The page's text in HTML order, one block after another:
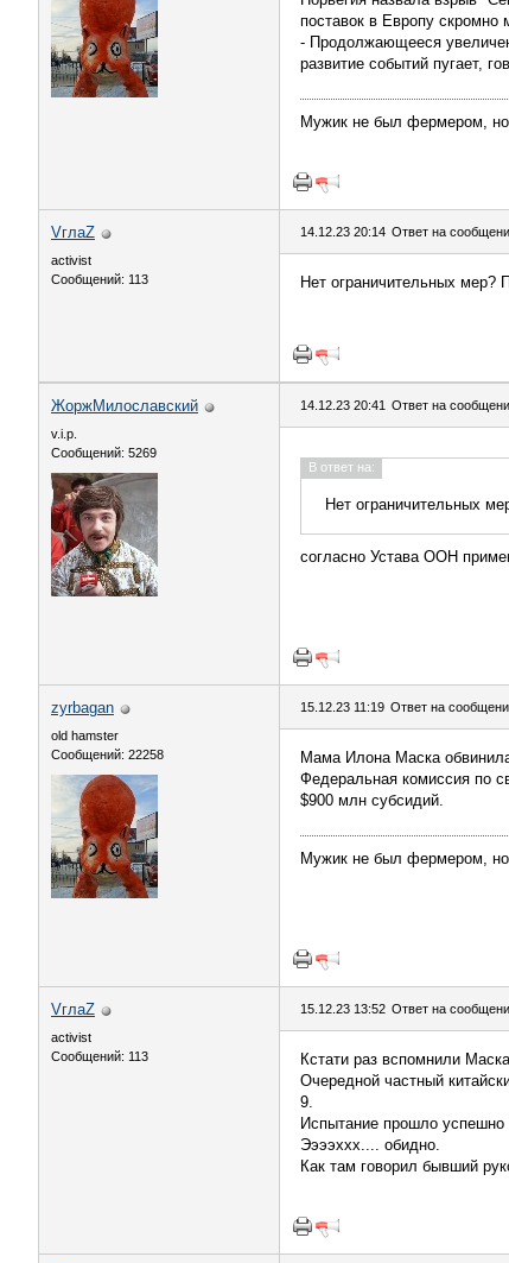
поставок в Европу скромно
- Продолжающееся
развитие событий пугает,
Мужик не был фермером, но
VглаZ
activist
Сообщений: 113
14.12.23 20:14 Ответ на
Нет ограничительных мер?
ЖоржМилославский
v.i.p.
Сообщений: 5269
14.12.23 20:41 Ответ на
В ответ на:
Нет ограничительных
согласно Устава ООН
zyrbagan
old hamster
Сообщений: 22258
15.12.23 11:19 Ответ на
Мама Илона Маска
Федеральная комиссия по
$900 млн субсидий.
Мужик не был фермером, но
VглаZ
activist
Сообщений: 113
15.12.23 13:52 Ответ на
Кстати раз вспомнили
Очередной частный
9.
Испытание прошло успешно
Ээээххх.... обидно.
Как там говорил бывший